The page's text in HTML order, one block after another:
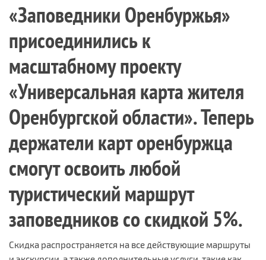
«Заповедники Оренбуржья»
присоединились к
масштабному проекту
«Универсальная карта жителя
Оренбургской области». Теперь
держатели карт оренбуржца
смогут освоить любой
туристический маршрут
заповедников со скидкой 5%.
Скидка распространяется на все действующие маршруты